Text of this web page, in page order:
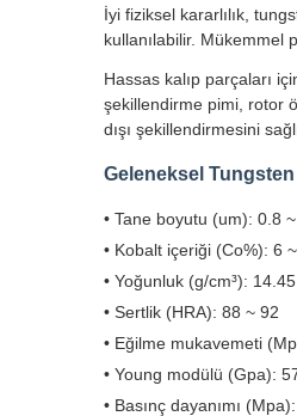
İyi fiziksel kararlılık,
kullanılabilir. Mükemmel
Hassas kalıp parçaları
şekillendirme pimi, rotor
dışı şekillendirmesini
Geleneksel
• Tane boyutu (um): 0.8
• Kobalt içeriği (Co%): 6
• Yoğunluk (g/cm³): 14.45
• Sertlik (HRA): 88 ~ 92
• Eğilme mukavemeti
• Young modülü (Gpa):
• Basınç dayanımı